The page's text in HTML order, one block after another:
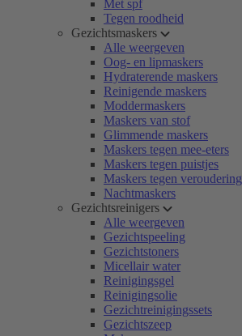
Met spf
Tegen roodheid
Gezichtsmaskers
Alle weergeven
Oog- en lipmaskers
Hydraterende maskers
Reinigende maskers
Moddermaskers
Maskers van stof
Glimmende maskers
Maskers tegen mee-eters
Maskers tegen puistjes
Maskers tegen veroudering
Nachtmaskers
Gezichtsreinigers
Alle weergeven
Gezichtspeeling
Gezichtstoners
Micellair water
Reinigingsgel
Reinigingsolie
Gezichtreinigingssets
Gezichtszeep